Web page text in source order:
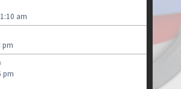
am
pm
pm